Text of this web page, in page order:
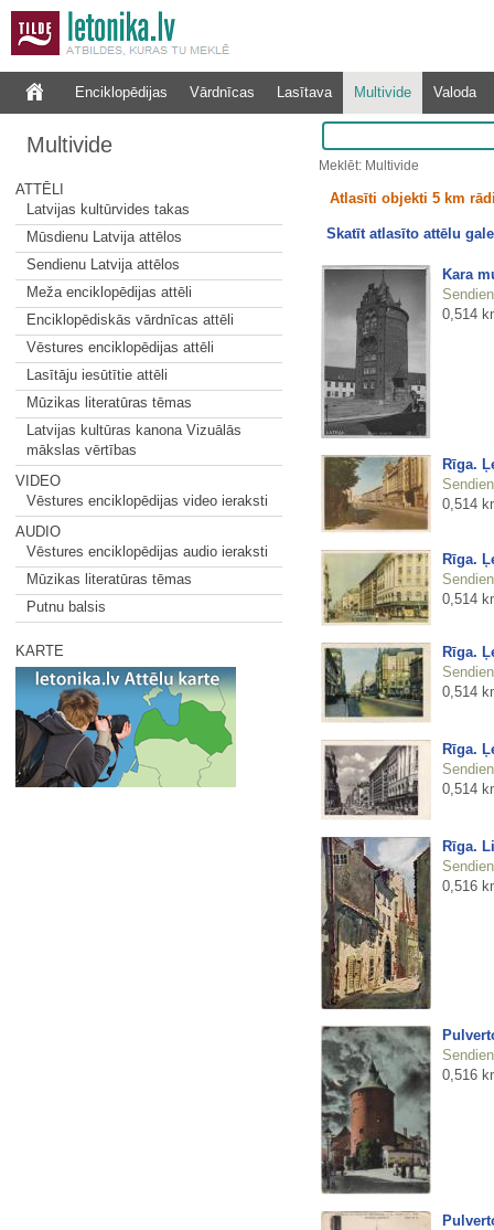
Enciklopēdijas Vārdnīcas Lasītava Multivide Valoda
Multivide
ATTĒLI
Latvijas kultūrvides takas
Mūsdienu Latvija attēlos
Sendienu Latvija attēlos
Meža enciklopēdijas attēli
Enciklopēdiskās vārdnīcas attēli
Vēstures enciklopēdijas attēli
Lasītāju iesūtītie attēli
Mūzikas literatūras tēmas
Latvijas kultūras kanona Vizuālās
mākslas vērtības
VIDEO
Vēstures enciklopēdijas video ieraksti
AUDIO
Vēstures enciklopēdijas audio ieraksti
Mūzikas literatūras tēmas
Putnu balsis
KARTE
Meklēt: Multivide
Atlasīti objekti 5 km
Skatīt atlasīto attēlu
Kara
0,514
Rīga.
0,514
Rīga.
0,514
Rīga.
0,514
Rīga.
0,514
Rīga.
0,516
0,516